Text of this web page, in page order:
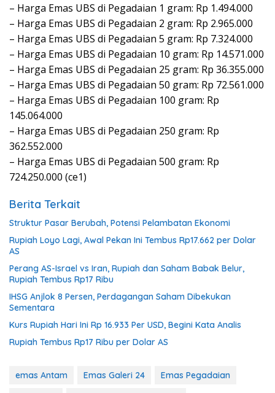
– Harga Emas UBS di Pegadaian 1 gram: Rp 1.494.000
– Harga Emas UBS di Pegadaian 2 gram: Rp 2.965.000
– Harga Emas UBS di Pegadaian 5 gram: Rp 7.324.000
– Harga Emas UBS di Pegadaian 10 gram: Rp 14.571.000
– Harga Emas UBS di Pegadaian 25 gram: Rp 36.355.000
– Harga Emas UBS di Pegadaian 50 gram: Rp 72.561.000
– Harga Emas UBS di Pegadaian 100 gram: Rp
145.064.000
– Harga Emas UBS di Pegadaian 250 gram: Rp
362.552.000
– Harga Emas UBS di Pegadaian 500 gram: Rp
724.250.000 (ce1)
Berita Terkait
Struktur Pasar Berubah, Potensi Pelambatan Ekonomi
Rupiah Loyo Lagi, Awal Pekan Ini Tembus Rp17.662 per Dolar
AS
Perang AS-Israel vs Iran, Rupiah dan Saham Babak Belur,
Rupiah Tembus Rp17 Ribu
IHSG Anjlok 8 Persen, Perdagangan Saham Dibekukan
Sementara
Kurs Rupiah Hari Ini Rp 16.933 Per USD, Begini Kata Analis
Rupiah Tembus Rp17 Ribu per Dolar AS
emas Antam Emas Galeri 24
Emas Pegadaian